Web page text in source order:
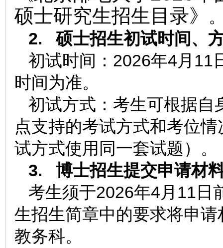
硕士研究生招生目录》
2.硕士招生初试时间、
初试时间：2026年4月11
时间为准。
初试方式：考生可根据自
点支持的考试方式和考位
试方式使用同一套试题）。
3. 博士招生提交申请材
考生须于2026年4月11日
生招生简章中的要求将申
教务科。